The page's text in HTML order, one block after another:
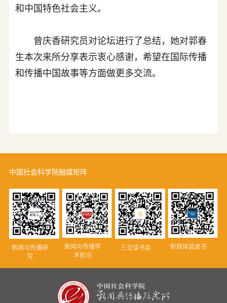
和中国特色社会主义。
曾庆香研究员对论坛进行了总结，她对郭春
生本次来所分享表示衷心感谢，希望在国际传播
和传播中国故事等方面做更多交流。
中国社会科学院融媒矩阵
新闻与传播研
究
新闻与传播学
术前沿
三见读书会 新媒体蓝皮书